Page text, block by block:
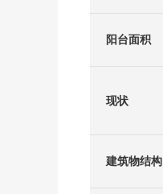
阳台面积
现状
建筑物结构